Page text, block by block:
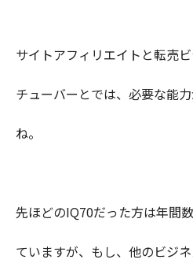
サイトアフィリエイトと転売
チューバーとでは、必要な能
ね。
先ほどのIQ70だった方は年間
ていますが、もし、他のビジ